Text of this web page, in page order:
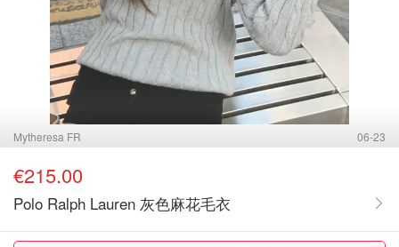
Mytheresa FR 06-23
€215.00
Polo Ralph Lauren 灰色麻花毛衣